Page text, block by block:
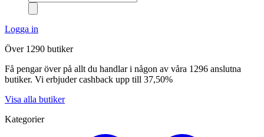
Logga in
Över 1290 butiker
Få pengar över på allt du handlar i någon av våra 1296 anslutna
butiker. Vi erbjuder cashback upp till 37,50%
Visa alla butiker
Kategorier